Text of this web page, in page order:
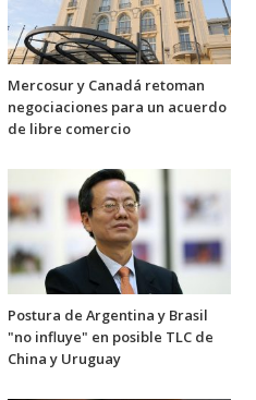
Mercosur y Canadá retoman
negociaciones para un acuerdo
de libre comercio
Postura de Argentina y Brasil
"no influye" en posible TLC de
China y Uruguay